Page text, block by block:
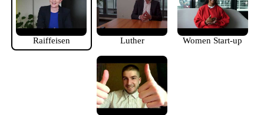
Raiffeisen Luther Women Start-up